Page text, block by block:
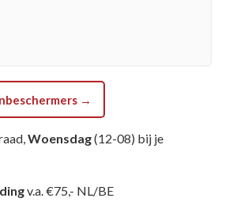
→
Woensdag(12-08) bij je
v.a. €75,- NL/BE